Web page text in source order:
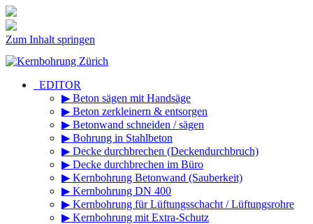
Zum Inhalt springen
_EDITOR
▶ Beton sägen mit Handsäge
▶ Beton zerkleinern & entsorgen
▶ Betonwand schneiden / sägen
▶ Bohrung in Stahlbeton
▶ Decke durchbrechen (Deckendurchbruch)
▶ Decke durchbrechen im Büro
▶ Kernbohrung Betonwand (Sauberkeit)
▶ Kernbohrung DN 400
▶ Kernbohrung für Lüftungsschacht / Lüftungsrohre
▶ Kernbohrung mit Extra-Schutz